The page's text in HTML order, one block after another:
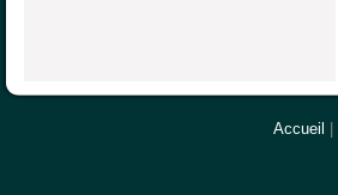
Accueil